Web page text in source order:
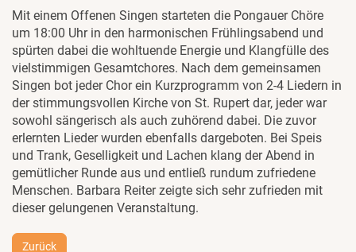
Mit einem Offenen Singen starteten die Pongauer Chöre
um 18:00 Uhr in den harmonischen Frühlingsabend und
spürten dabei die wohltuende Energie und Klangfülle des
vielstimmigen Gesamtchores. Nach dem gemeinsamen
Singen bot jeder Chor ein Kurzprogramm von 2-4 Liedern in
der stimmungsvollen Kirche von St. Rupert dar, jeder war
sowohl sängerisch als auch zuhörend dabei. Die zuvor
erlernten Lieder wurden ebenfalls dargeboten. Bei Speis
und Trank, Geselligkeit und Lachen klang der Abend in
gemütlicher Runde aus und entließ rundum zufriedene
Menschen. Barbara Reiter zeigte sich sehr zufrieden mit
dieser gelungenen Veranstaltung.
Zurück